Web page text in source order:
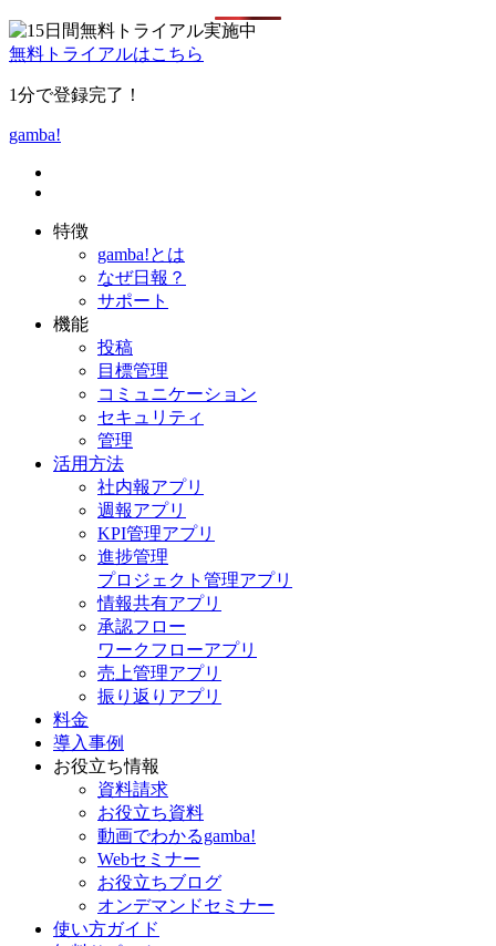
無料トライアルはこちら
1分で登録完了！
gamba!
特徴
gamba!とは
なぜ日報？
サポート
機能
投稿
目標管理
コミュニケーション
セキュリティ
管理
活用方法
社内報アプリ
週報アプリ
KPI管理アプリ
進捗管理
プロジェクト管理アプリ
情報共有アプリ
承認フロー
ワークフローアプリ
売上管理アプリ
振り返りアプリ
料金
導入事例
お役立ち情報
資料請求
お役立ち資料
動画でわかるgamba!
Webセミナー
お役立ちブログ
オンデマンドセミナー
使い方ガイド